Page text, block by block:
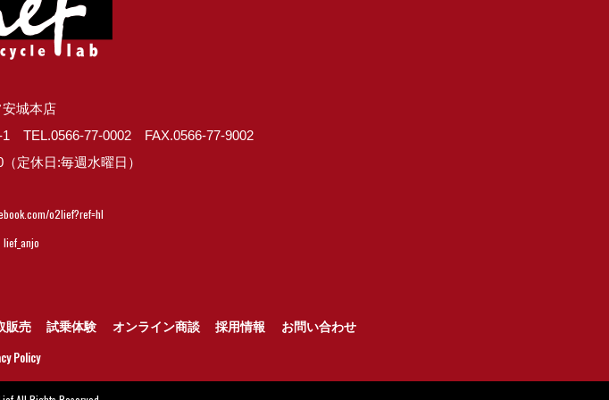
安城本店
1 TEL.0566-77-0002 FAX.0566-77-9002
定休日:毎週水曜日）
o2lief?ref=hl
lief_anjo
販売 試乗体験 オンライン商談 採用情報 お問い合わせ
Policy